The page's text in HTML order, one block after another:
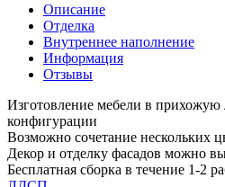
Описание
Отделка
Внутреннее наполнение
Информация
Отзывы
Изготовление мебели в прихожую
конфигурации
Возможно сочетание нескольких
Декор и отделку фасадов можно
Бесплатная сборка в течение 1-2